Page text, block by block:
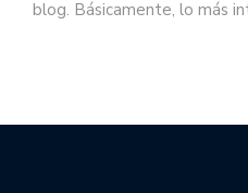
blog. Básicamente, lo más